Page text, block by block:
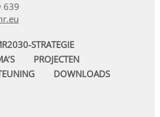
639
STRATEGIE
PROJECTEN
DOWNLOADS